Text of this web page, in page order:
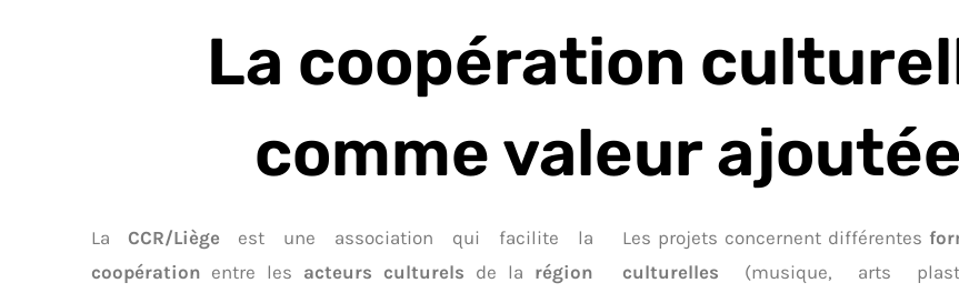
La coopération
comme valeur ajoutée
La CCR/Liège est une association qui facilite la
coopération entre les acteurs culturels de la région
Les projets concernent différentes
culturelles (musique, arts